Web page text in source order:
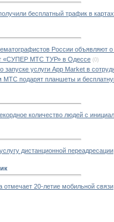
бесплатный трафик в
России объявляют
«СУПЕР МТС ТУР» в Одессе (0)
запуске услуги App Market в
подарят планшеты и
количество людей с
дистанционной переадресации
отмечает 20-летие мобильной связи